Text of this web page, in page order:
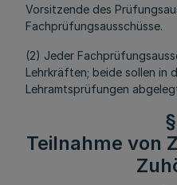
Vorsitzende des
Fachprüfungsausschüsse.
(2) Jeder
Lehrkräften; beide sollen in
Lehramtsprüfungen
Teilnahme von